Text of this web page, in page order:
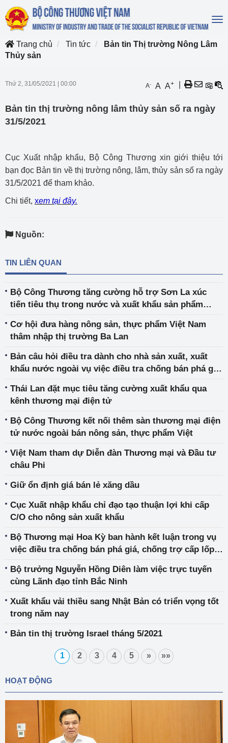
Trang chủ
Tin tức
Bản tin Thị trường Nông Lâm
Thủy sản
Thứ 2, 31/05/2021 00:00 A- A A+
Bản tin thị trường nông lâm thủy sản số ra ngày
31/5/2021
Cục Xuất nhập khẩu, Bộ Công Thương xin giới thiệu tới
bạn đọc Bản tin về thị trường nông, lâm, thủy sản số ra ngày
31/5/2021 để tham khảo.
Chi tiết, xem tại đây.
Nguồn:
TIN LIÊN QUAN
Bộ Công Thương tăng cường hỗ trợ Sơn La xúc
tiến tiêu thụ trong nước và xuất khẩu sản phẩm
Cơ hội đưa hàng nông sản, thực phẩm Việt Nam
thâm nhập thị trường Ba Lan
Bản câu hỏi điều tra dành cho nhà sản xuất, xuất
khẩu nước ngoài vụ việc điều tra chống bán phá giá
Trung Quốc, Thái Lan và Ma-lai-xi-a (mã vụ viêc:
AD15)
Thái Lan đặt mục tiêu tăng cường xuất khẩu qua
kênh thương mại điện tử
Bộ Công Thương kết nối thêm sàn thương mại điện
tử nước ngoài bán nông sản, thực phẩm Việt
Việt Nam tham dự Diễn đàn Thương mại và Đầu tư
châu Phi
Giữ ổn định giá bán lẻ xăng dầu
Cục Xuất nhập khẩu chỉ đạo tạo thuận lợi khi cấp
C/O cho nông sản xuất khẩu
Bộ Thương mại Hoa Kỳ ban hành kết luận trong vụ
việc điều tra chống bán phá giá, chống trợ cấp lốp
Bộ trưởng Nguyễn Hồng Diên làm việc trực tuyến
cùng Lãnh đạo tỉnh Bắc Ninh
Xuất khẩu vải thiều sang Nhật Bản có triển vọng tốt
trong năm nay
Bản tin thị trường Israel tháng 5/2021
1 2 3 4 5 » »»
HOẠT ĐỘNG